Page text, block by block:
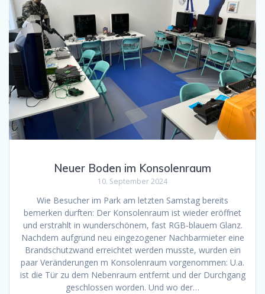
Neuer Boden im Konsolenraum
10. September 2024
Wie Besucher im Park am letzten Samstag bereits
bemerken durften: Der Konsolenraum ist wieder eröffnet
und erstrahlt in wunderschönem, fast RGB-blauem Glanz.
Nachdem aufgrund neu eingezogener Nachbarmieter eine
Brandschutzwand erreichtet werden musste, wurden ein
paar Veränderungen m Konsolenraum vorgenommen: U.a.
ist die Tür zu dem Nebenraum entfernt und der Durchgang
geschlossen worden. Und wo der…